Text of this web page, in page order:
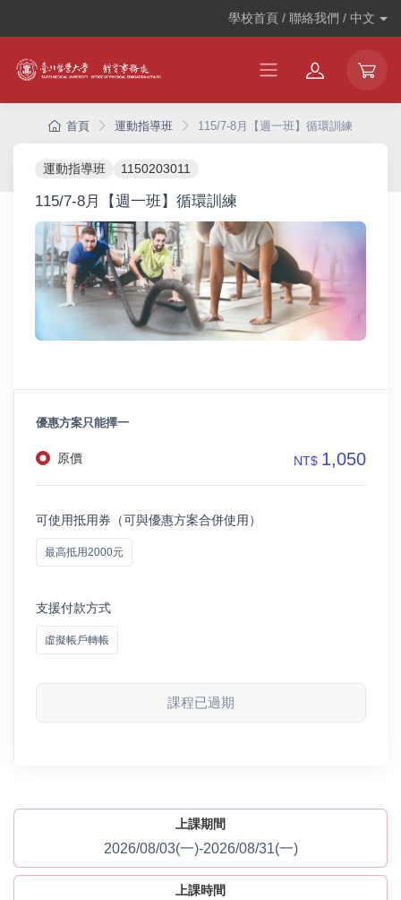
學校首頁 / 聯絡我們 /中文
首頁 運動指導班 115/7-8月【週一班】循環訓練
運動指導班 1150203011
115/7-8月【週一班】循環訓練
優惠方案只能擇一
原價 NT$ 1,050
可使用抵用券（可與優惠方案合併使用）
最高抵用2000元
支援付款方式
虛擬帳戶轉帳
課程已過期
上課期間
2026/08/03(一)-2026/08/31(一)
上課時間